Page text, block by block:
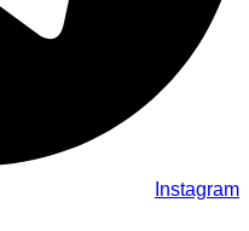
Instagram